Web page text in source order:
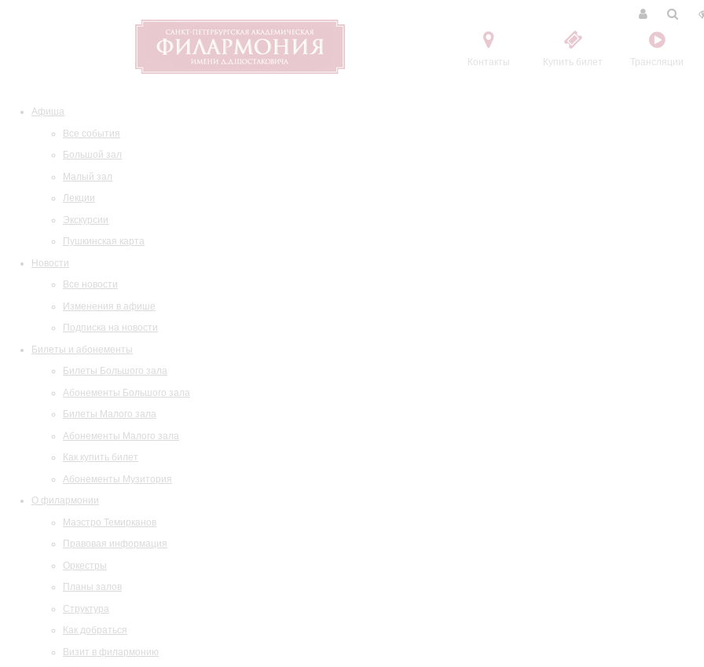
Контакты Купить билет Трансляции
Афиша
Все события
Большой зал
Малый зал
Лекции
Экскурсии
Пушкинская карта
Новости
Все новости
Изменения в афише
Подписка на новости
Билеты и абонементы
Билеты Большого зала
Абонементы Большого зала
Билеты Малого зала
Абонементы Малого зала
Как купить билет
Абонементы Музитория
О филармонии
Маэстро Темирканов
Правовая информация
Оркестры
Планы залов
Структура
Как добраться
Визит в филармонию